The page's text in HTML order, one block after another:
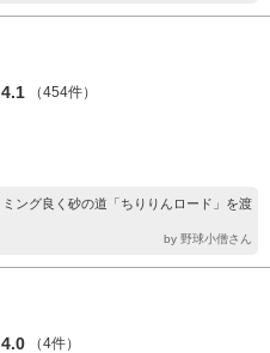
4.1
（454件）
ング良く砂の道「ちりりんロード」を渡
by 野球小僧さん
4.0
（4件）